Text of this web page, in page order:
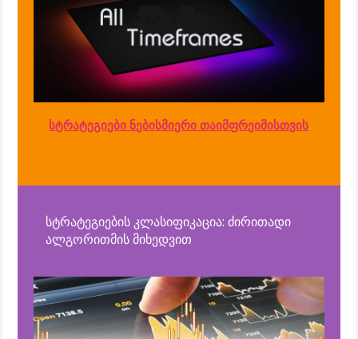
სტრატეგიები ნებისმიერი თაიმფრეიმისთვის
სტრატეგიების კლასიფიკაცია: ძირითადი
ალგორითმის მიხედვით